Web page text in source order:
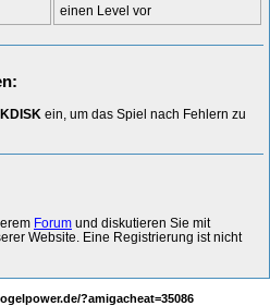
einen Level vor
ein, um das Spiel nach Fehlern zu
Forum und diskutieren Sie mit
Website. Eine Registrierung ist nicht
?amigacheat=35086